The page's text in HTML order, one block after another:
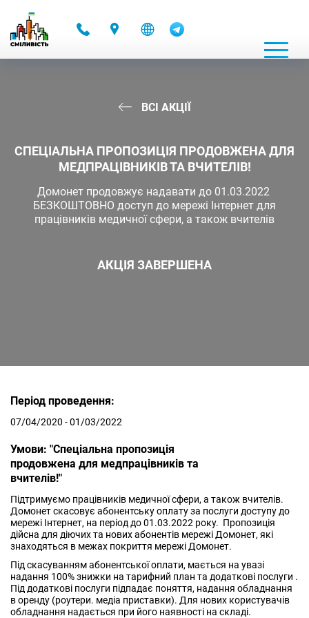
ВСІ АКЦІЇ
СПЕЦІАЛЬНА ПРОПОЗИЦІЯ ПРОДОВЖЕНА ДЛЯ
МЕДПРАЦІВНИКІВ ТА ВЧИТЕЛІВ!
Домонет продовжує надавати до 01.03.2022
БЕЗКОШТОВНО доступ до мережі Інтернет для
працівників медичної сфери, а також вчителів
АКЦІЯ ЗАВЕРШЕНА
Період проведення:
07/04/2020 - 01/03/2022
Умови: "Спеціальна пропозиція
продовжена для медпрацівників та
вчителів!"
Підтримуємо працівників медичної сфери, а також вчителів.
Домонет скасовує абонентську оплату за послуги доступу до
мережі Інтернет, на період до 01.03.2022 року. Пропозиція
дійсна для діючих та нових абонентів мережі Домонет, які
знаходяться в межах покриття мережі Домонет.
Під скасуванням абонентської оплати, мається на увазі
надання 100% знижки на тарифний план та додаткові послуги .
Під додаткові послуги підпадає поняття, надання обладнання
в оренду (роутери. медіа приставки). Для нових користувачів
обладнання надається при його наявності на складі.